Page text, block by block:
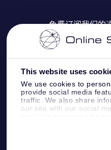
This website uses
We use cookies to
provide social media
traffic. We also share
our site with our social
information that you’ve
评论
OSR 礼物卡
公司礼品
个性化的Star Page
One Million Stars
OSR Starsaver
付款信息
配送信息
退货政策&撤销权
免费订阅我们的